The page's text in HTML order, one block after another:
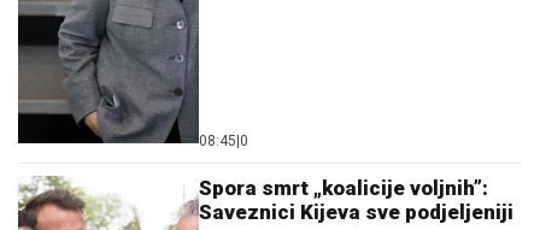
08:45|0
Spora smrt „koalicije voljnih”:
Saveznici Kijeva sve podjeljeniji